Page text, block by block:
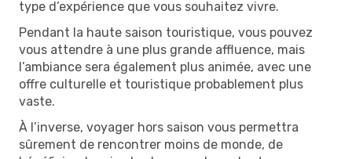
type d’expérience que vous souhaitez vivre.
Pendant la haute saison touristique, vous pouvez
vous attendre à une plus grande affluence, mais
l’ambiance sera également plus animée, avec une
offre culturelle et touristique probablement plus
vaste.
À l’inverse, voyager hors saison vous permettra
sûrement de rencontrer moins de monde, de